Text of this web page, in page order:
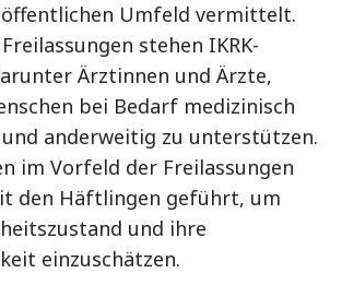
Umfeld vermittelt.
stehen IKRK-
Ärztinnen und Ärzte,
bei Bedarf medizinisch
anderweitig zu unterstützen.
im Vorfeld der Freilassungen
den Häftlingen geführt, um
und ihre
einzuschätzen.